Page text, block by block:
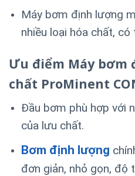
Máy bơm định lượng
nhiều loại hóa chất, có
Ưu điểm Máy bơm
chất ProMinent
Đầu bơm phù hợp với
của lưu chất.
Bơm định lượng
đơn giản, nhỏ gọn, độ